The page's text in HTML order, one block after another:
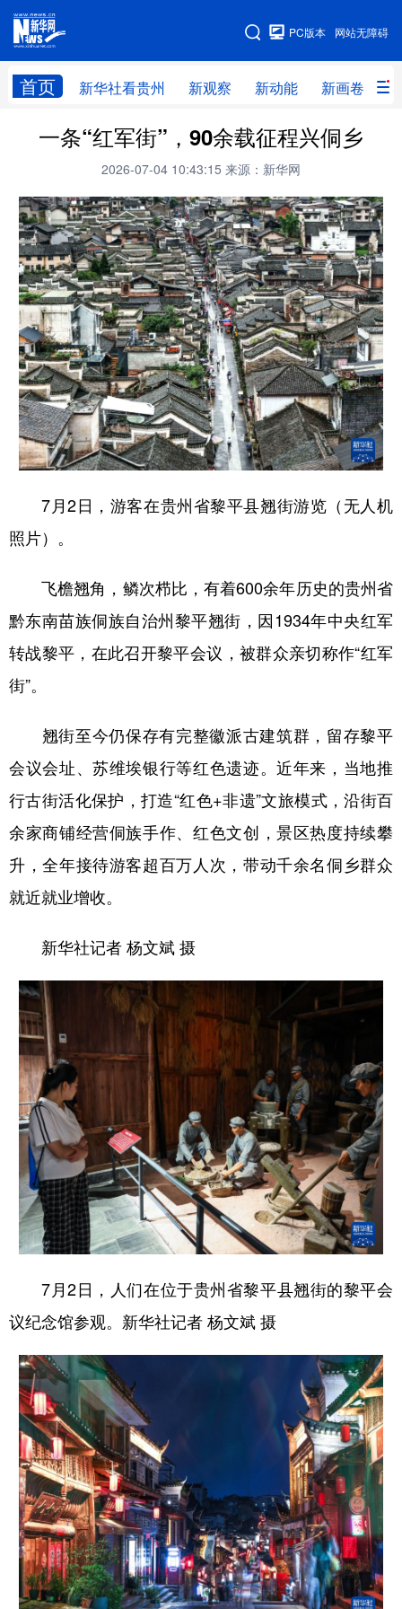
网站无障碍
PC版本
首页 新华社看贵州 新观察 新动能 新画卷
网站地图
新华社看贵州 新观察 新动能 新画卷
贵州领导 人事
专题 访谈 直播 视频
畅游贵州 数字贵州 律动贵州 健康贵州
光影贵州 部门之窗 县区直达 企业速递
融媒联播 贵阳 遵义 安顺
六盘水 毕节 铜仁 黔东南
黔南 黔西南
地方频道
北京 天津 河北 山西
辽宁
浙江 安徽 福建 江西
山东 河南 湖北 湖南
广东 广西 海南 重庆
陕西 甘肃 青海 宁夏
新疆 内蒙古 黑龙江
多语种频道
Deutsch Português
一条“红军街”，90余载征程兴侗乡
2026-07-04 10:43:15 来源：新华网
7月2日，游客在贵州省黎平县翘街游览（无人机
照片）。
飞檐翘角，鳞次栉比，有着600余年历史的贵州省
黔东南苗族侗族自治州黎平翘街，因1934年中央红军
转战黎平，在此召开黎平会议，被群众亲切称作“红军
街”。
翘街至今仍保存有完整徽派古建筑群，留存黎平
会议会址、苏维埃银行等红色遗迹。近年来，当地推
行古街活化保护，打造“红色+非遗”文旅模式，沿街百
余家商铺经营侗族手作、红色文创，景区热度持续攀
升，全年接待游客超百万人次，带动千余名侗乡群众
就近就业增收。
新华社记者 杨文斌 摄
7月2日，人们在位于贵州省黎平县翘街的黎平会
议纪念馆参观。新华社记者 杨文斌 摄